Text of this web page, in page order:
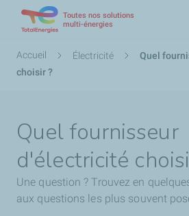
Toutes nos solutions
multi-énergies
Fil
d'Ariane
Accueil Électricité
Quel
choisir ?
Quel fournisseur
d'électricité
Une question ? Trouvez en
aux questions les plus souvent